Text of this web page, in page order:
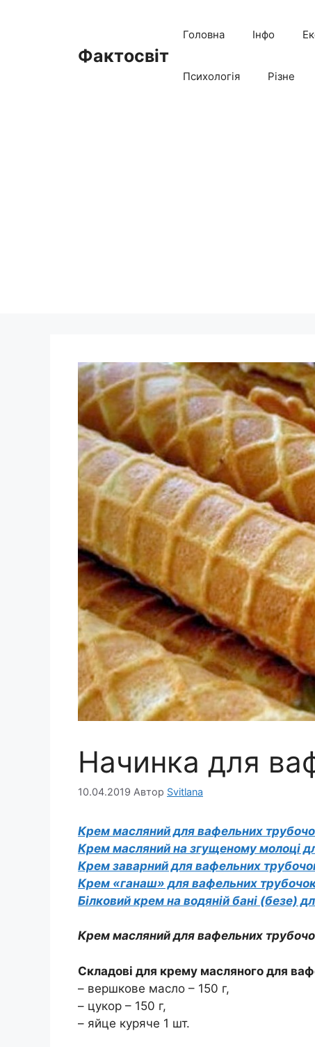
Фактосвіт
Головна Інфо
Психологія Різне
Начинка для
10.04.2019 Автор Svitlana
Крем масляний для вафельних
Крем масляний на згущеному молоці
Крем заварний для вафельних
Крем «ганаш» для вафельних
Білковий крем на водяній бані (безе)
Крем масляний для вафельних
Складові для крему масляного для
– вершкове масло – 150 г,
– цукор – 150 г,
– яйце куряче 1 шт.